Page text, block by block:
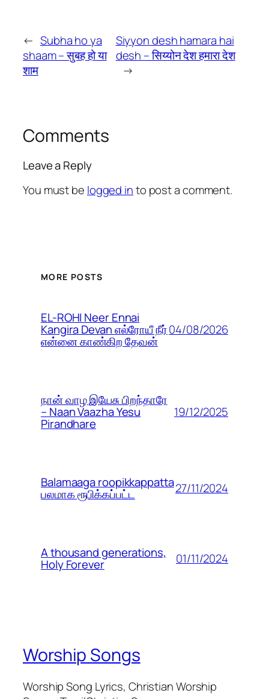
← Subha ho ya
shaam – सुबह हो या
शाम
Siyyon desh hamara hai
desh – सिय्योन देश हमारा देश
→
Comments
Leave a Reply
You must be logged into post a comment.
MORE POSTS
EL-ROHI Neer Ennai
Kangira Devan எல்ரோயீ நீர்
என்னை காண்கிற தேவன்
04/08/2026
நான் வாழ இயேசு பிறந்தாரே
– Naan Vaazha Yesu
Pirandhare
19/12/2025
Balamaaga roopikkappatta
பலமாக ரூபிக்கப்பட்ட 27/11/2024
A thousand generations,
Holy Forever 01/11/2024
Worship Songs
Worship Song Lyrics, Christian Worship